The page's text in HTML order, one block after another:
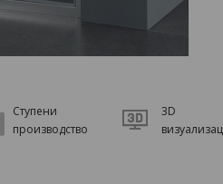
Ступени
производство
3D